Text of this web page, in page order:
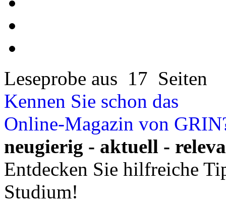
Leseprobe aus 17 Seiten
Kennen Sie schon das
Online-Magazin von
neugierig - aktuell -
Entdecken Sie hilfreiche
Studium!